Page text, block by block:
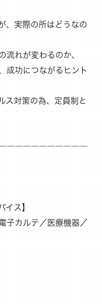
、実際の所はどうなの
流れが変わるのか、
成功につながるヒント
ス対策の為、定員制と
イス】
子カルテ／医療機器／